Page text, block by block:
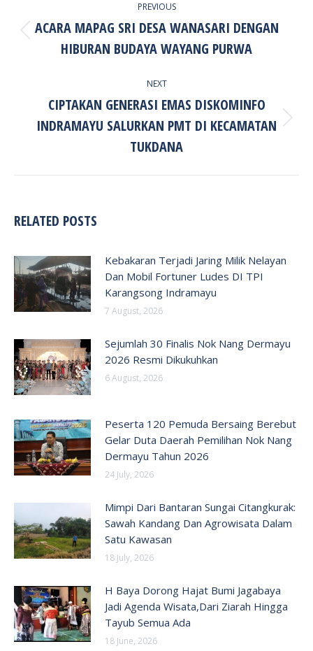
PREVIOUS
Previous
post:
ACARA MAPAG SRI DESA WANASARI DENGAN
HIBURAN BUDAYA WAYANG PURWA
NEXT
Next
post:
CIPTAKAN GENERASI EMAS DISKOMINFO
INDRAMAYU SALURKAN PMT DI KECAMATAN
TUKDANA
RELATED POSTS
Kebakaran Terjadi Jaring Milik Nelayan
Dan Mobil Fortuner Ludes DI TPI
Karangsong Indramayu
7 August, 2026
Sejumlah 30 Finalis Nok Nang Dermayu
2026 Resmi Dikukuhkan
6 August, 2026
Peserta 120 Pemuda Bersaing Berebut
Gelar Duta Daerah Pemilihan Nok Nang
Dermayu Tahun 2026
24 July, 2026
Mimpi Dari Bantaran Sungai Citangkurak:
Sawah Kandang Dan Agrowisata Dalam
Satu Kawasan
18 July, 2026
H Baya Dorong Hajat Bumi Jagabaya
Jadi Agenda Wisata,Dari Ziarah Hingga
Tayub Semua Ada
18 June, 2026